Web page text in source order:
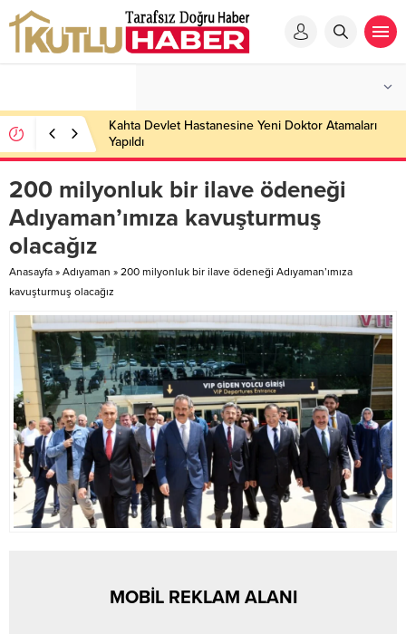
Kahta Devlet Hastanesine Yeni Doktor Atamaları
Yapıldı
200 milyonluk bir ilave ödeneği
Adıyaman’ımıza kavuşturmuş
olacağız
Anasayfa » Adıyaman » 200 milyonluk bir ilave ödeneği Adıyaman’ımıza
kavuşturmuş olacağız
MOBİL REKLAM ALANI